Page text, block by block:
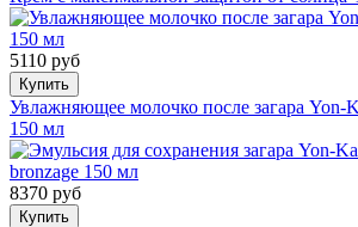
5110 руб
Купить
Увлажняющее молочко после загара Yon-
150 мл
8370 руб
Купить